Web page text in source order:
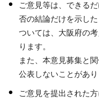
ご意見等は、できる
否の結論だけを示し
ついては、大阪府の
ります。
また、本意見募集と
公表しないことがあり
ご意見を提出された